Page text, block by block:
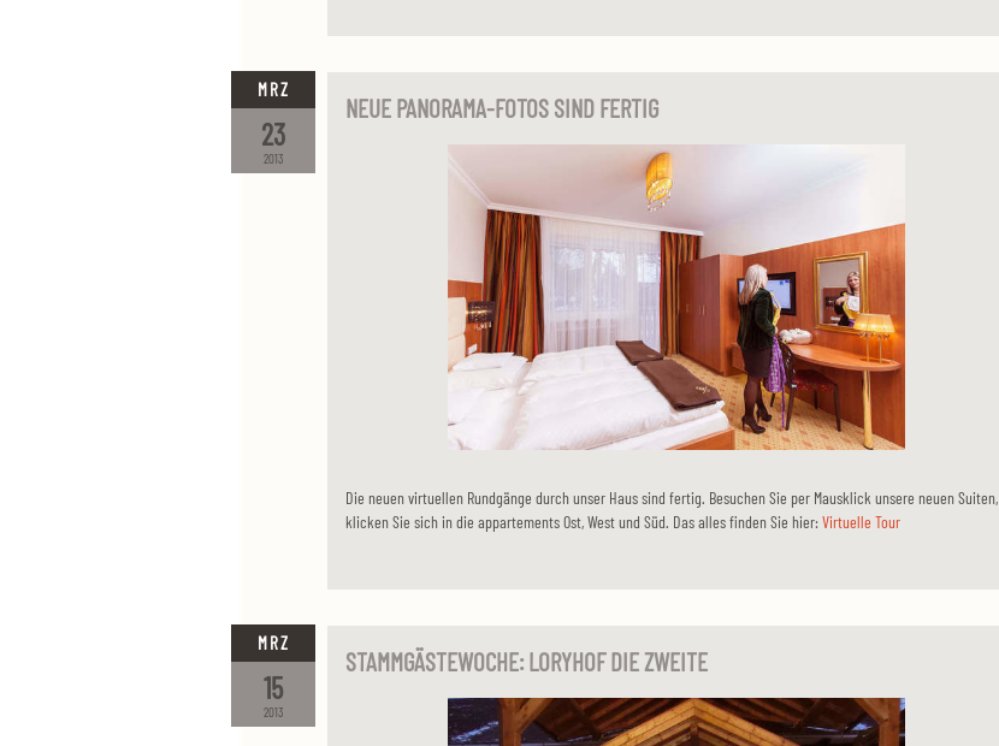
2013
23
MRZ
NEUE PANORAMA-FOTOS SIND FERTIG
Die neuen virtuellen Rundgänge durch unser Haus sind fertig. Besuchen Sie per Mausklick unsere neuen Suiten,
klicken Sie sich in die appartements Ost, West und Süd. Das alles finden Sie hier: Virtuelle Tour
2013
15
MRZ
STAMMGÄSTEWOCHE: LORYHOF DIE ZWEITE